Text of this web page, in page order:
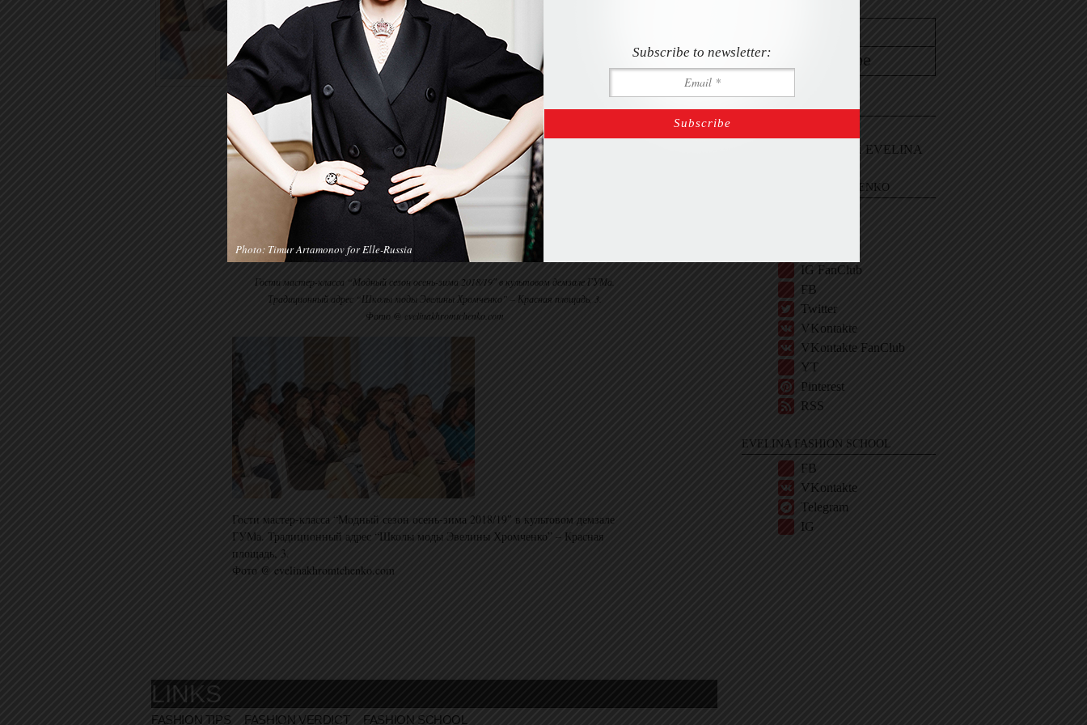
Гости мастер-класса “Модный сезон осень-зима 2018/19″ в культовом демзале ГУМа.
Традиционный адрес “Школы моды Эвелины Хромченко” – Красная площадь, 3.
Фото @ evelinakhromtchenko.com
Гости мастер-класса “Модный сезон осень-зима 2018/19″ в культовом демзале
ГУМа. Традиционный адрес “Школы моды Эвелины Хромченко” – Красная
площадь, 3.
Фото @ evelinakhromtchenko.com
Sign In and ASK EVELINA
EVELINA KHROMTCHENKO
IG FanClub
FB
Twitter
VKontakte
VKontakte FanClub
YT
Pinterest
RSS
EVELINA FASHION SCHOOL
FB
VKontakte
Telegram
IG
LINKS
FASHION TIPS FASHION VERDICT FASHION SCHOOL
Subscribe to newsletter:
Photo: Timur Artamonov for Elle-Russia